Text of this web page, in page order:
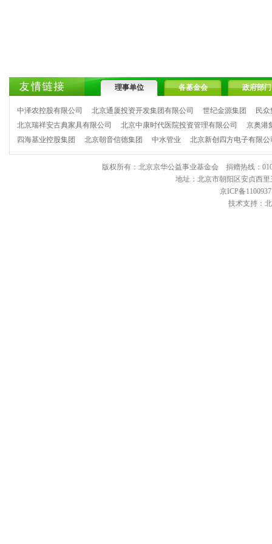
理事单位 各基金会 政府部门
中泽农控股有限公司 北京通厦投资开发集团有限公司 世纪金源集团
民
北京瑞祥安古典家具有限公司
北京中康时代医院投资管理有限公司
京奥港
四海基业控股集团
北京朝音信德集团 中水管业 北京新创四方电子有限公
版权所有：北京京华公益事业基金会 捐赠热线：
地址：北京市朝阳区安贞西
京ICP备
技术支持：